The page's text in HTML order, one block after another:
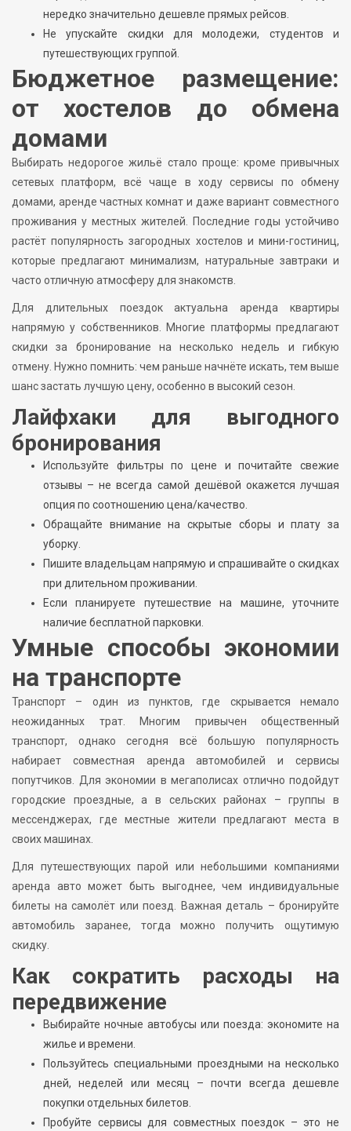
нередко значительно дешевле прямых рейсов.
Не упускайте скидки для молодежи, студентов и
путешествующих группой.
Бюджетное размещение:
от хостелов до обмена
домами
Выбирать недорогое жильё стало проще: кроме привычных
сетевых платформ, всё чаще в ходу сервисы по обмену
домами, аренде частных комнат и даже вариант совместного
проживания у местных жителей. Последние годы устойчиво
растёт популярность загородных хостелов и мини-гостиниц,
которые предлагают минимализм, натуральные завтраки и
часто отличную атмосферу для знакомств.
Для длительных поездок актуальна аренда квартиры
напрямую у собственников. Многие платформы предлагают
скидки за бронирование на несколько недель и гибкую
отмену. Нужно помнить: чем раньше начнёте искать, тем выше
шанс застать лучшую цену, особенно в высокий сезон.
Лайфхаки для выгодного
бронирования
Используйте фильтры по цене и почитайте свежие
отзывы – не всегда самой дешёвой окажется лучшая
опция по соотношению цена/качество.
Обращайте внимание на скрытые сборы и плату за
уборку.
Пишите владельцам напрямую и спрашивайте о скидках
при длительном проживании.
Если планируете путешествие на машине, уточните
наличие бесплатной парковки.
Умные способы экономии
на транспорте
Транспорт – один из пунктов, где скрывается немало
неожиданных трат. Многим привычен общественный
транспорт, однако сегодня всё большую популярность
набирает совместная аренда автомобилей и сервисы
попутчиков. Для экономии в мегаполисах отлично подойдут
городские проездные, а в сельских районах – группы в
мессенджерах, где местные жители предлагают места в
своих машинах.
Для путешествующих парой или небольшими компаниями
аренда авто может быть выгоднее, чем индивидуальные
билеты на самолёт или поезд. Важная деталь – бронируйте
автомобиль заранее, тогда можно получить ощутимую
скидку.
Как сократить расходы на
передвижение
Выбирайте ночные автобусы или поезда: экономите на
жилье и времени.
Пользуйтесь специальными проездными на несколько
дней, неделей или месяц – почти всегда дешевле
покупки отдельных билетов.
Пробуйте сервисы для совместных поездок – это не